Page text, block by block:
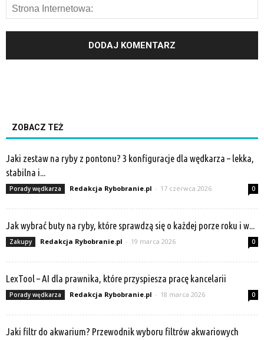
ZOBACZ TEŻ
Jaki zestaw na ryby z pontonu? 3 konfiguracje dla wędkarza – lekka,
stabilna i...
Porady wędkarza Redakcja Rybobranie.pl - 17 czerwca 2026 0
Jak wybrać buty na ryby, które sprawdzą się o każdej porze roku i w...
Zakupy Redakcja Rybobranie.pl - 19 marca 2026 0
LexTool – AI dla prawnika, które przyspiesza pracę kancelarii
Porady wędkarza Redakcja Rybobranie.pl - 18 marca 2026 0
Jaki filtr do akwarium? Przewodnik wyboru filtrów akwariowych